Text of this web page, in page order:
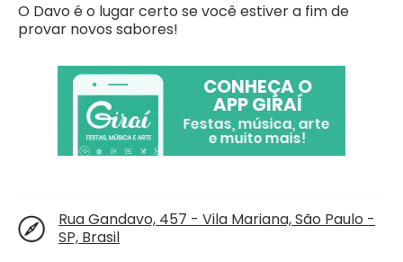
O Davo é o lugar certo se você estiver a fim de
provar novos sabores!
Rua Gandavo, 457 - Vila Mariana, São Paulo -
SP, Brasil